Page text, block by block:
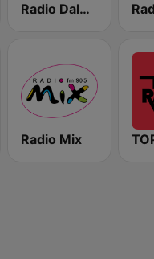
Radio Dalmacija - Fjaka
Radio Mix